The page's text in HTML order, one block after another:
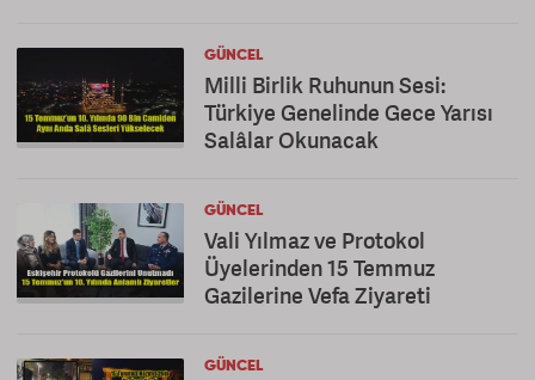
GÜNCEL
Milli Birlik Ruhunun Sesi:
Türkiye Genelinde Gece Yarısı
Salâlar Okunacak
GÜNCEL
Vali Yılmaz ve Protokol
Üyelerinden 15 Temmuz
Gazilerine Vefa Ziyareti
GÜNCEL